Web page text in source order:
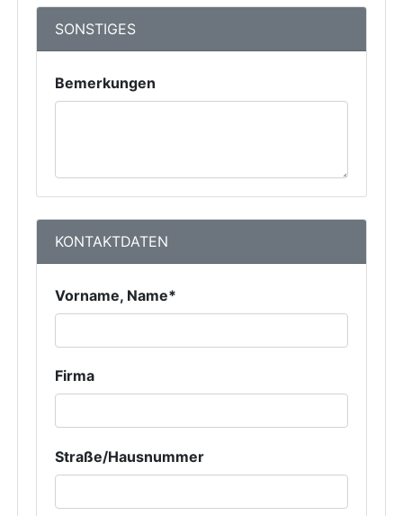
SONSTIGES
Bemerkungen
KONTAKTDATEN
Vorname, Name*
Firma
Straße/Hausnummer